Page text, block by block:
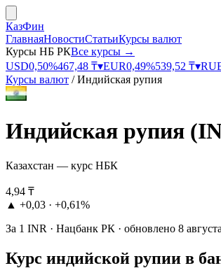
КазФин
ГлавнаяНовостиСтатьиКурсы валют
Курсы НБ РКВсе курсы →
USD0,50%467,48 ₸▾EUR0,49%539,52 ₸▾
Курсы валют /Индийская рупия
Индийская рупия (
Казахстан — курс НБК
4,94 ₸
▲ +0,03 · +0,61%
За 1 INR · Нацбанк РК · обновлено 8
Курс индийской рупии в